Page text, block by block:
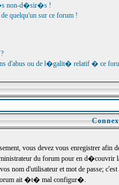
non-d�sir�s !
quelqu'un sur ce forum !
d'abus ou de l�galit� relatif � ce
vous devez vous enregistrer
du forum pour en
nom d'utilisateur et mot de passe;
forum ait �t� mal configur�.